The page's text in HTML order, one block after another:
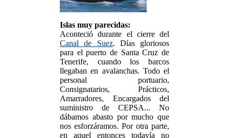
Islas muy parecidas:
Aconteció durante el cierre del
Canal de Suez. Días gloriosos
para el puerto de Santa Cruz de
Tenerife, cuando los barcos
llegaban en avalanchas. Todo el
personal portuario,
Consignatarios, Prácticos,
Amarradores, Encargados del
suministro de CEPSA... No
dábamos abasto por mucho que
nos esforzáramos. Por otra parte,
en aquel entonces todavía no